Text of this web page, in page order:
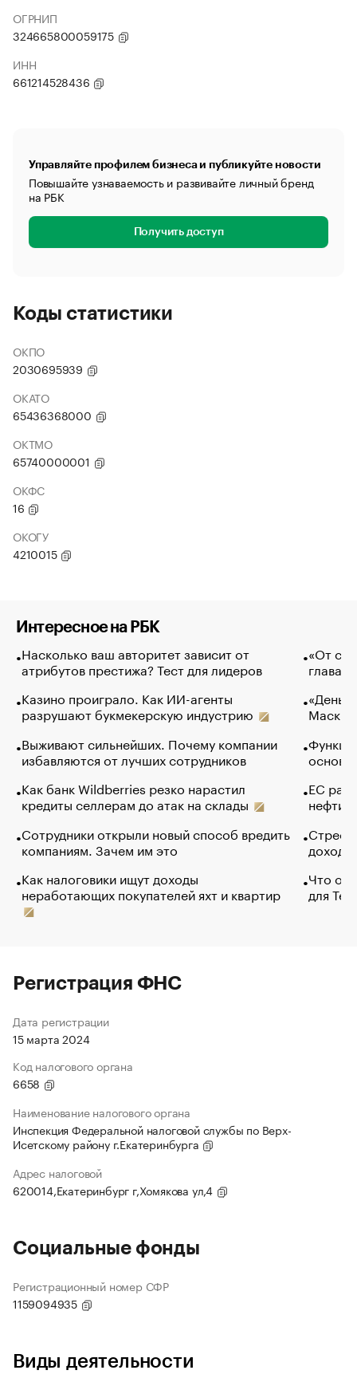
ОГРНИП
324665800059175
ИНН
661214528436
Управляйте профилем бизнеса и публикуйте новости
Повышайте узнаваемость и развивайте личный бренд
на РБК
Получить доступ
Коды статистики
ОКПО
2030695939
ОКАТО
65436368000
ОКТМО
65740000001
ОКФС
16
ОКОГУ
4210015
Интересное на РБК
Насколько ваш авторитет зависит от
атрибутов престижа? Тест для лидеров
Казино проиграло. Как ИИ-агенты
разрушают букмекерскую индустрию
Выживают сильнейших. Почему компании
избавляются от лучших сотрудников
Как банк Wildberries резко нарастил
кредиты селлерам до атак на склады
Сотрудники открыли новый способ вредить
компаниям. Зачем им это
Как налоговики ищут доходы
неработающих покупателей яхт и квартир
«От
глава
Маск в
основ
ЕС
нефти
Что
для
Регистрация ФНС
Дата регистрации
15 марта 2024
Код налогового органа
6658
Наименование налогового органа
Инспекция Федеральной налоговой службы по Верх-
Исетскому району г.Екатеринбурга
Адрес налоговой
620014,Екатеринбург г,Хомякова ул,4
Социальные фонды
Регистрационный номер СФР
1159094935
Виды деятельности